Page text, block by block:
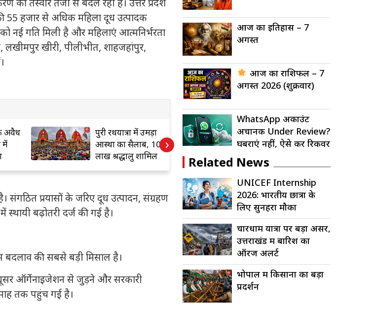
की तस्वीर तेजी से बदल रही है। उत्तर प्रदेश
55 हजार से अधिक महिला दूध उत्पादक
नई गति मिली है और महिलाएं आत्मनिर्भरता
खीरी, पीलीभीत, शाहजहांपुर,
अवैध
में
पुरी रथयात्रा में उमड़ा
आस्था का सैलाब, 10
लाख श्रद्धालु शामिल
मानसून का नया दौर:
18 राज्यों में भारी
बारिश का रेड अलर्ट
›
संगठित प्रयासों के जरिए दूध उत्पादन, संग्रहण
बढ़ोतरी दर्ज की गई है।
बदलाव की सबसे बड़ी मिसाल है।
ऑर्गेनाइजेशन से जुड़ने और सरकारी
तक पहुंच गई है।
आज का इतिहास – 7
अगस्त
आज का राशिफल – 7
अगस्त 2026 (शुक्रवार)
WhatsApp अकाउंट
अचानक Under Review?
घबराएं नहीं, ऐसे करें रिकवर
Related News
UNICEF Internship
2026: भारतीय छात्रों के
लिए सुनहरा मौका
चारधाम यात्रा पर बड़ा असर,
उत्तराखंड में बारिश का
ऑरेंज अलर्ट
भोपाल में किसानों का बड़ा
प्रदर्शन